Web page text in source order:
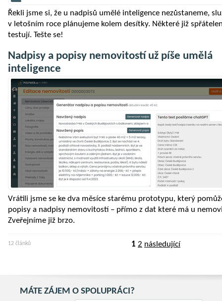
Řekli jsme si, že u nadpisů umělé inteligence nezůstaneme,
v letošním roce plánujeme kolem desítky. Některé již
testují. Tešte se!
Nadpisy a popisy nemovitostí už píše umělá
inteligence
Vrátili jsme se ke dva měsíce starému prototypu, který
popisy a nadpisy nemovitostí – přímo z dat které má u
Zveřejníme již brzo.
12 článků 1 2 následující
MÁTE ZÁJEM O SPOLUPRÁCI?